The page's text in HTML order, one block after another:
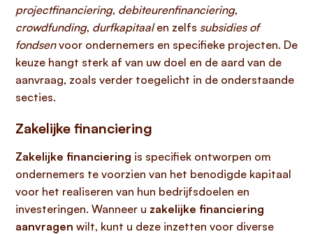
projectfinanciering, debiteurenfinanciering,
crowdfunding, durfkapitaalen zelfs subsidies of
fondsenvoor ondernemers en specifieke projecten. De
keuze hangt sterk af van uw doel en de aard van de
aanvraag, zoals verder toegelicht in de onderstaande
secties.
Zakelijke financiering
Zakelijke financiering is specifiek ontworpen om
ondernemers te voorzien van het benodigde kapitaal
voor het realiseren van hun bedrijfsdoelen en
investeringen. Wanneer u zakelijke financiering
aanvragen wilt, kunt u deze inzetten voor diverse